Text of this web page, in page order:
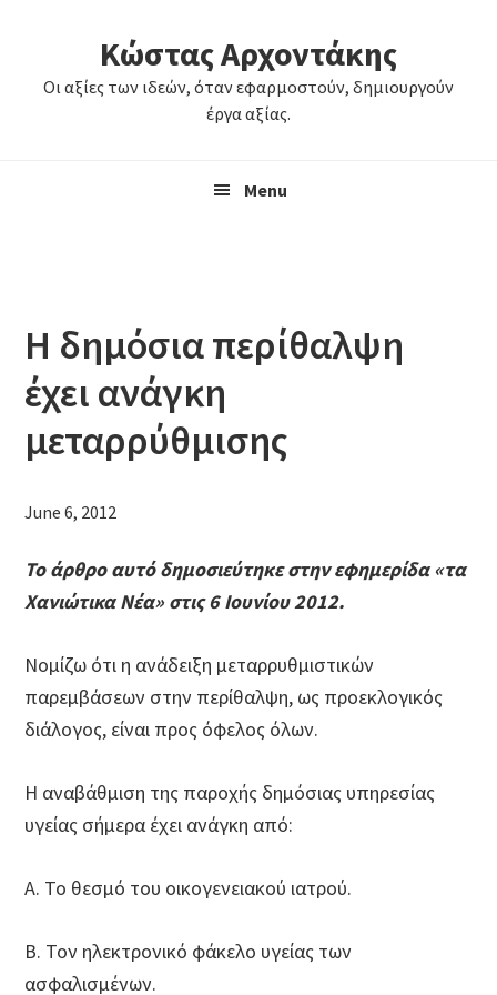
primary
Κώστας Αρχοντάκης
Οι αξίες των ιδεών, όταν εφαρμοστούν, δημιουργούν
έργα αξίας.
Menu
Η δημόσια περίθαλψη
έχει ανάγκη
μεταρρύθμισης
June 6, 2012
Το άρθρο αυτό δημοσιεύτηκε στην εφημερίδα «τα
Χανιώτικα Νέα» στις 6 Ιουνίου 2012.
Νομίζω ότι η ανάδειξη μεταρρυθμιστικών
παρεμβάσεων στην περίθαλψη, ως προεκλογικός
διάλογος, είναι προς όφελος όλων.
Η αναβάθμιση της παροχής δημόσιας υπηρεσίας
υγείας σήμερα έχει ανάγκη από:
Α. Το θεσμό του οικογενειακού ιατρού.
Β. Τον ηλεκτρονικό φάκελο υγείας των
ασφαλισμένων.